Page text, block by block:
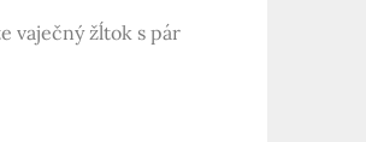
vaječný žĺtok s pár